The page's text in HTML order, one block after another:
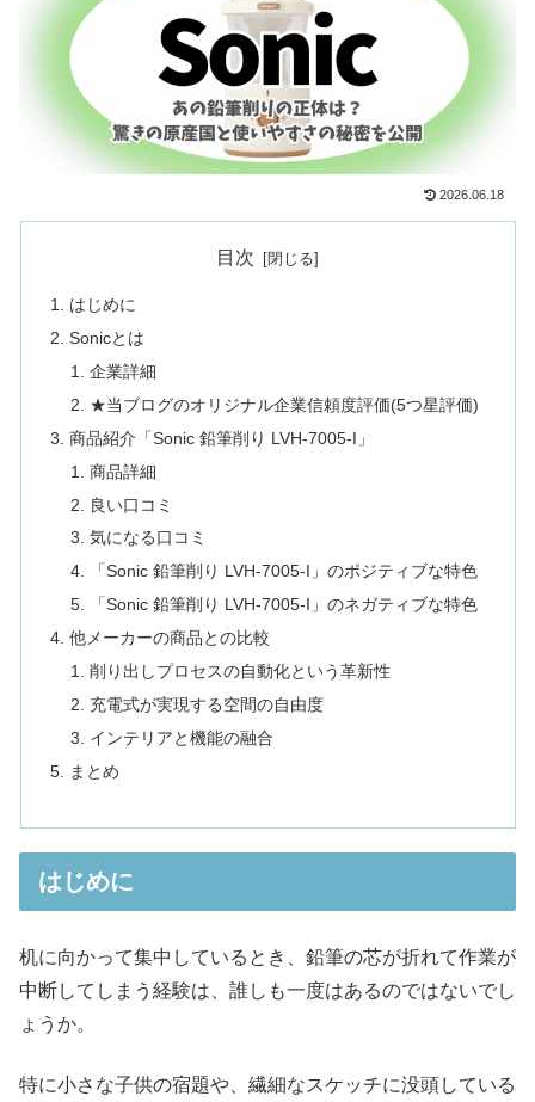
2026.06.18
目次
はじめに
Sonicとは
企業詳細
★当ブログのオリジナル企業信頼度評価(5つ星評価)
商品紹介「Sonic 鉛筆削り LVH-7005-I」
商品詳細
良い口コミ
気になる口コミ
「Sonic 鉛筆削り LVH-7005-I」のポジティブな特色
「Sonic 鉛筆削り LVH-7005-I」のネガティブな特色
他メーカーの商品との比較
削り出しプロセスの自動化という革新性
充電式が実現する空間の自由度
インテリアと機能の融合
まとめ
はじめに
机に向かって集中しているとき、鉛筆の芯が折れて作業が
中断してしまう経験は、誰しも一度はあるのではないでし
ょうか。
特に小さな子供の宿題や、繊細なスケッチに没頭している